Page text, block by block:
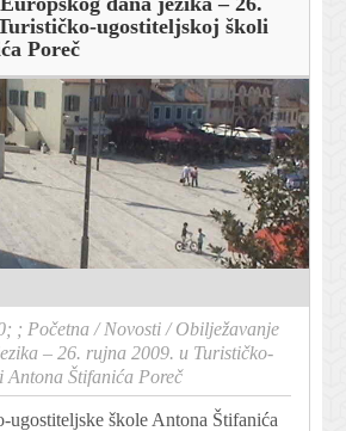
ugostiteljskoj školi
Poreč
; Početna /Novosti /Obilježavanje
– 26. rujna 2009. u Turističko-
Antona Štifanića Poreč
ugostiteljske škole Antona Štifanića